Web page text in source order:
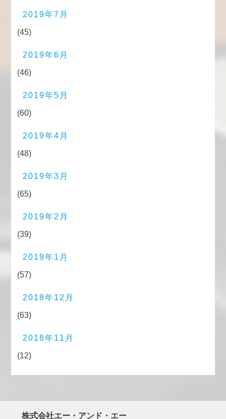
2019年7月
(45)
2019年6月
(46)
2019年5月
(60)
2019年4月
(48)
2019年3月
(65)
2019年2月
(39)
2019年1月
(57)
2018年12月
(63)
2018年11月
(12)
株式会社エー・アンド・エー